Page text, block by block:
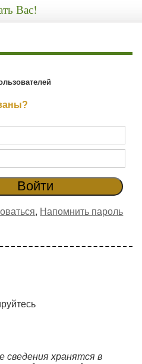
Вас!
, Напомнить пароль
сведения хранятся в